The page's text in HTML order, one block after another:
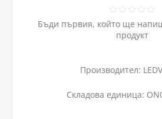
Бъди първия, който ще
продукт
Производител:
Складова единица: